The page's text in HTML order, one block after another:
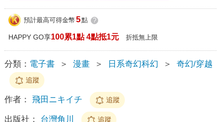
預計最高可得金幣 5點 ?
HAPPY GO享100累1點 4點抵1元 折抵無上限
分類： 電子書 ＞ 漫畫 ＞ 日系奇幻科幻 ＞ 奇幻/穿越
追蹤
作者： 飛田ニキイチ 追蹤
出版社： 台灣角川 追蹤